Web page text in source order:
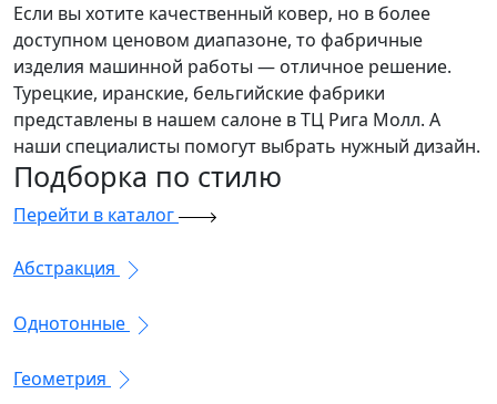
Если вы хотите качественный ковер, но в более
доступном ценовом диапазоне, то фабричные
изделия машинной работы — отличное решение.
Турецкие, иранские, бельгийские фабрики
представлены в нашем салоне в ТЦ Рига Молл. А
наши специалисты помогут выбрать нужный дизайн.
Подборка по стилю
Перейти в каталог
Абстракция
Однотонные
Геометрия